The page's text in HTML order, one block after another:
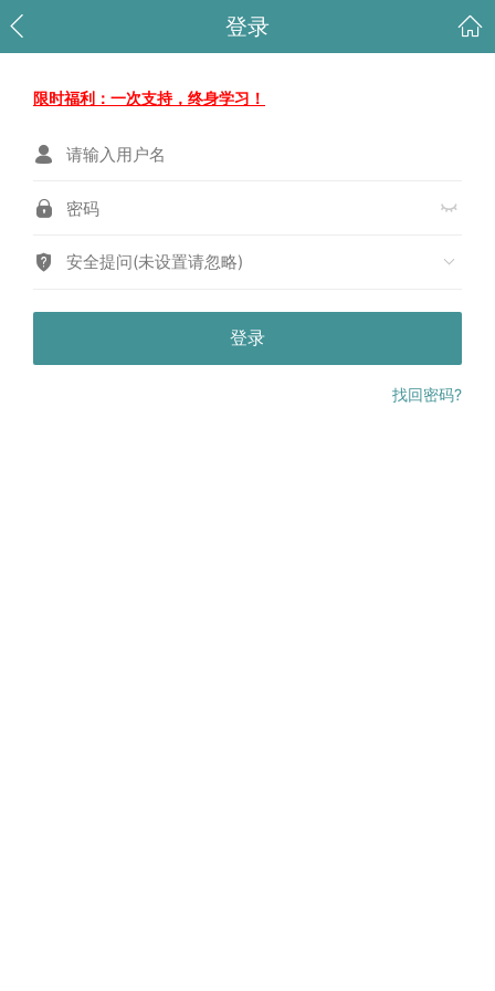
登录
限时福利：一次支持，终身学习！
安全提问(未设置请忽略)
登录
找回密码?